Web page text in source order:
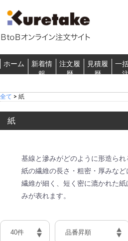
ホーム
新着情
報
注文履
歴
見積履
歴
一
全て > 紙
紙
基線と滲みがどのように形造られ
紙の繊維の長さ・粗密・厚みなど
繊維が細く、短く密に漉かれた
みが表れます。